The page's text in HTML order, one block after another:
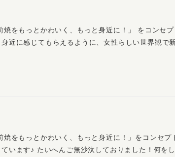
をもっとかわいく、もっと身近に！」 をコンセプ
近に感じてもらえるように、女性らしい世界観で
をもっとかわいく、もっと身近に！」をコンセプ
います♪ たいへんご無沙汰しておりました！何を